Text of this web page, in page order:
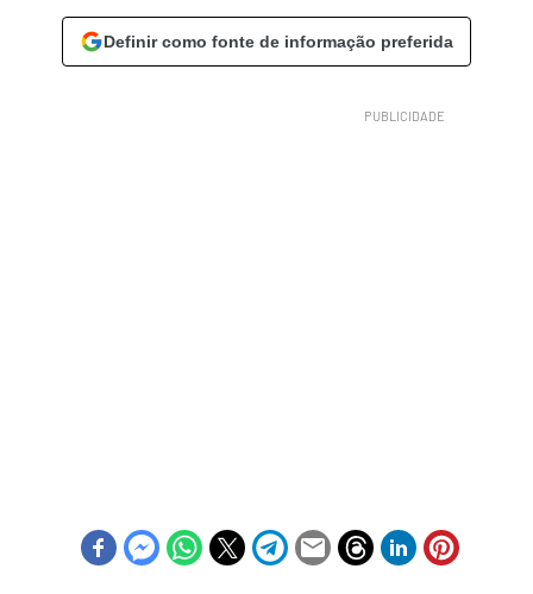
Definir como fonte de informação preferida